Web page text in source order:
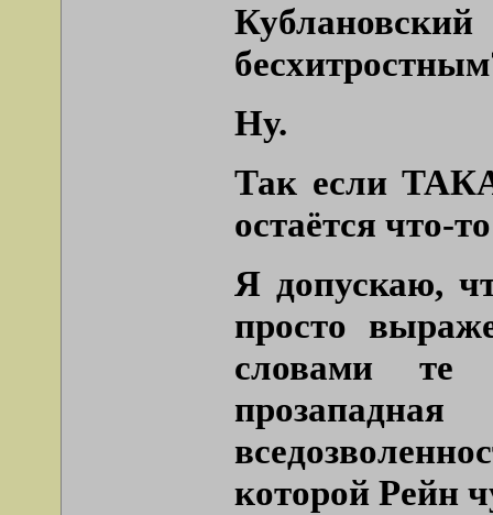
Ну.
Так если
остаётся что-
Я допускаю,
просто
словами те
которой Рейн